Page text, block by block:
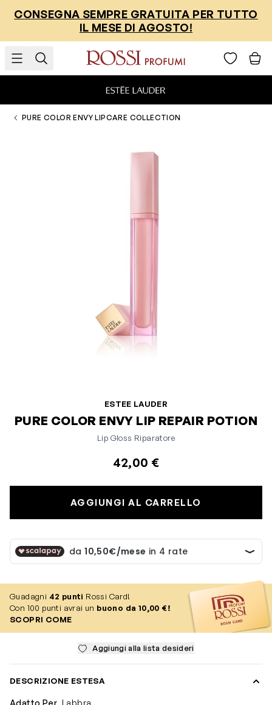
CONSEGNA SEMPRE GRATUITA PER TUTTO
IL MESE DI AGOSTO!
PURE COLOR ENVY LIPCARE COLLECTION
ESTEE LAUDER
PURE COLOR ENVY LIP REPAIR POTION
Lip Gloss Riparatore
42,00 €
AGGIUNGI AL CARRELLO
Guadagni 42 punti Rossi Card!
Con 100 punti avrai un buono da 10,00 €!
SCOPRI COME
Aggiungi alla lista desideri
DESCRIZIONE ESTESA
Adatto Per Labbra